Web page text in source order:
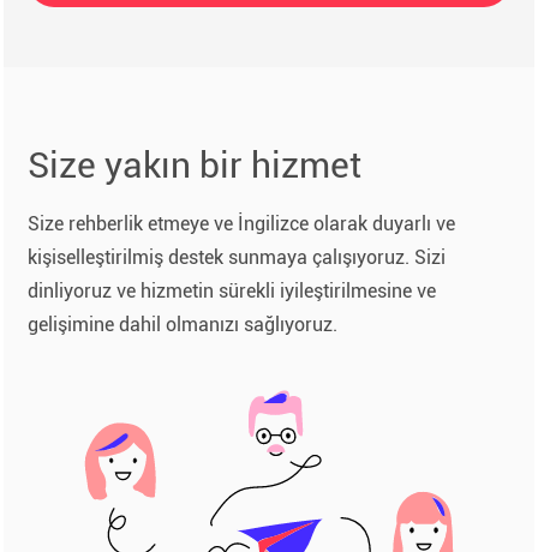
Size yakın bir hizmet
Size rehberlik etmeye ve İngilizce olarak duyarlı ve
kişiselleştirilmiş destek sunmaya çalışıyoruz. Sizi
dinliyoruz ve hizmetin sürekli iyileştirilmesine ve
gelişimine dahil olmanızı sağlıyoruz.